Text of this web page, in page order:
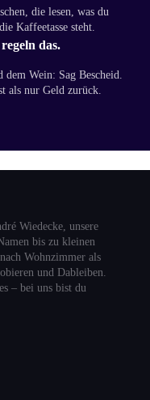
die lesen, was du
Kaffeetasse steht.
das.
Wein: Sag Bescheid.
als nur Geld zurück.
Wiedecke, unsere
bis zu kleinen
Wohnzimmer als
und Dableiben.
– bei uns bist du